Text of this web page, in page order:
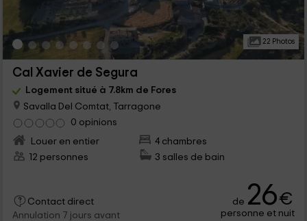
22 Photos
Cal Xavier de Segura
Logement situé à 7.8km de Fores
Savalla Del Comtat, Tarragone
0 opinions
Louer en entier
4 chambres
12 personnes
3 salles de bain
Contact direct
Annulation 7 jours avant
de 26€
personne et nuit